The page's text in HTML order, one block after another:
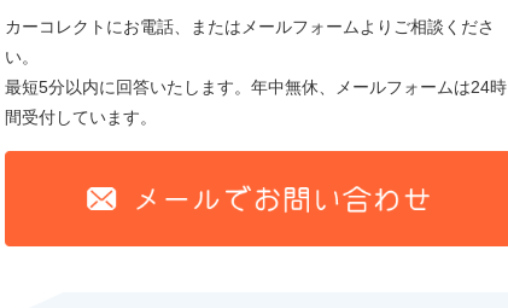
カーコレクトにお電話、またはメールフォームよりご相談くださ
い。
最短5分以内に回答いたします。年中無休、メールフォームは24時
間受付しています。